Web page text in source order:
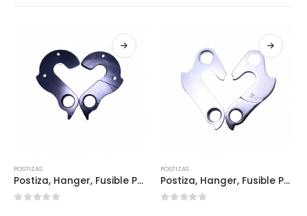
POSTIZAS
Postiza, Hanger, Fusible POS0065
POSTIZAS
Postiza, Hanger, Fusible POS0060